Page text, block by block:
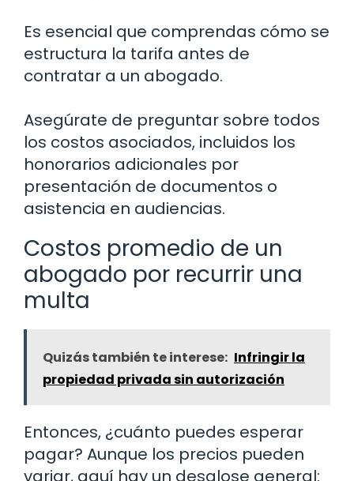
Es esencial que comprendas cómo se
estructura la tarifa antes de
contratar a un abogado.
Asegúrate de preguntar sobre todos
los costos asociados, incluidos los
honorarios adicionales por
presentación de documentos o
asistencia en audiencias.
Costos promedio de un
abogado por recurrir una
multa
Quizás también te interese: Infringir la
propiedad privada sin autorización
Entonces, ¿cuánto puedes esperar
pagar? Aunque los precios pueden
variar, aquí hay un desglose general: